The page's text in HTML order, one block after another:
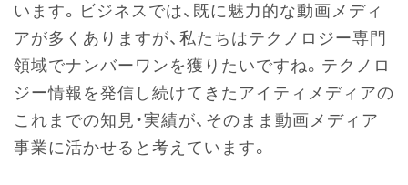
います。ビジネスでは、既に魅力的な動画メディ
アが多くありますが、私たちはテクノロジー専門
領域でナンバーワンを獲りたいですね。テクノロ
ジー情報を発信し続けてきたアイティメディアの
これまでの知見・実績が、そのまま動画メディア
事業に活かせると考えています。